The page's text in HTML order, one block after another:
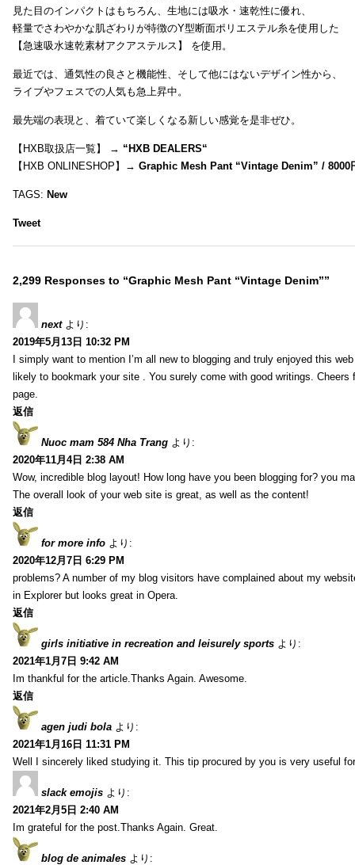
見た目のインパクトはもちろん、生地には吸水・速乾性に優れ、
軽量でさわやかな肌ざわりが特徴のY型断面ポリエステル糸を使用した
【急速吸水速乾素材アクアステルス】 を使用。
最近では、通気性の良さと機能性、そして他にはないデザイン性から、
ライブやフェスでの人気も急上昇中。
最先端の表現と、着ていて楽しくなる新しい感覚を是非ぜひ。
【HXB取扱店一覧】 → “HXB DEALERS“
【HXB ONLINESHOP】→ Graphic Mesh Pant “Vintage Denim” / 8000
TAGS: New
Tweet
2,299 Responses to “Graphic Mesh Pant “Vintage Denim””
next より:
2019年5月13日 10:32 PM
I simply want to mention I’m all new to blogging and truly enjoyed this
likely to bookmark your site . You surely come with good writings. Cheers
page.
返信
Nuoc mam 584 Nha Trang より:
2020年11月4日 2:38 AM
Wow, incredible blog layout! How long have you been blogging for? you
The overall look of your web site is great, as well as the content!
返信
for more info より:
2020年12月7日 6:29 PM
problems? A number of my blog visitors have complained about my
in Explorer but looks great in Opera.
返信
girls initiative in recreation and leisurely sports より:
2021年1月7日 9:42 AM
Im thankful for the article.Thanks Again. Awesome.
返信
agen judi bola より:
2021年1月16日 11:31 PM
Well I sincerely liked studying it. This tip procured by you is very useful
slack emojis より:
2021年2月5日 2:40 AM
Im grateful for the post.Thanks Again. Great.
blog de animales より: